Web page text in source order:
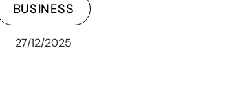
BUSINESS
27/12/2025